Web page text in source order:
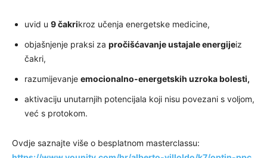
uvid u 9 čakrikroz učenja energetske medicine,
objašnjenje praksi za pročišćavanje ustajale energijeiz
čakri,
razumijevanje emocionalno-energetskih uzroka bolesti,
aktivaciju unutarnjih potencijala koji nisu povezani s voljom,
već s protokom.
Ovdje saznajte više o besplatnom masterclassu: